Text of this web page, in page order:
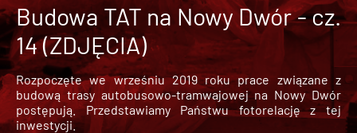
Budowa TAT na Nowy Dwór - cz.
14 (ZDJĘCIA)
Rozpoczęte we wrześniu 2019 roku prace związane z
budową trasy autobusowo-tramwajowej na Nowy Dwór
postępują. Przedstawiamy Państwu fotorelację z tej
inwestycji.